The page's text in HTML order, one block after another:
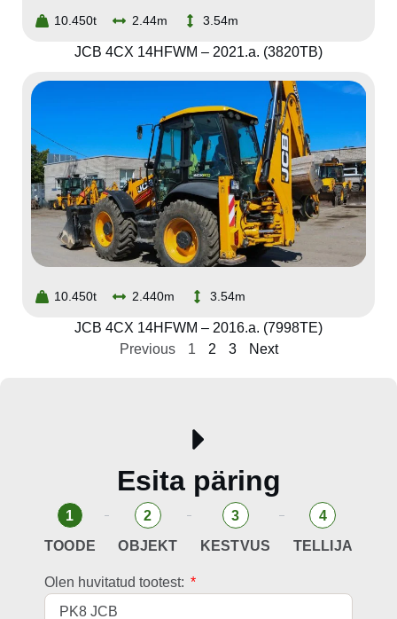
10.450t 2.44m 3.54m
JCB 4CX 14HFWM – 2021.a. (3820TB)
10.450t 2.440m 3.54m
JCB 4CX 14HFWM – 2016.a. (7998TE)
Previous
1 2 3 Next
Esita päring
1
TOODE
2
OBJEKT
3
KESTVUS
4
TELLIJA
Olen huvitatud tootest: